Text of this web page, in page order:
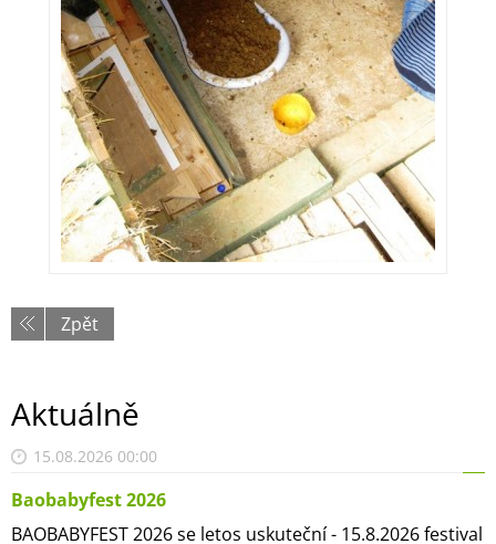
Zpět
Aktuálně
15.08.2026 00:00
Baobabyfest 2026
BAOBABYFEST 2026 se letos uskuteční - 15.8.2026 festival